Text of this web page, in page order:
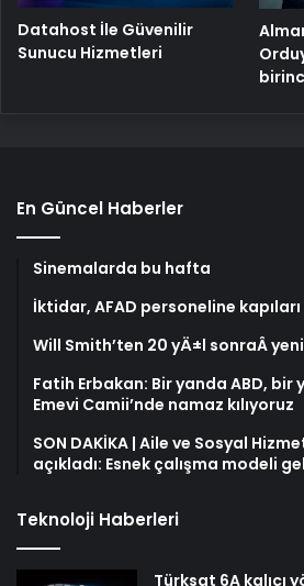
Datahost İle Güvenilir
Sunucu Hizmetleri
En Güncel Haberler
Sinemalarda bu hafta
İktidar, AFAD personeline
Will Smith’ten 20 yÄ±l sonraÂ
Fatih Erbakan: Bir yanda ABD, bir
Emevi Camii’nde namaz kılıyoruz
SON DAKİKA | Aile ve Sosyal
açıkladı: Esnek çalışma modeli
Teknoloji Haberleri
Türksat 6A kalıcı